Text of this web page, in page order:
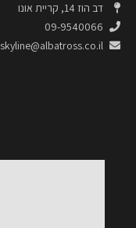
דב הוז 14, קריית אונו
09-9540066
skyline@albatross.co.il